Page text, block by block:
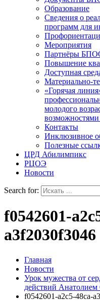
Образование
Сведения о
программ для
Мероприятия
Партнёры
Повышение
Доступная
Материально-
«Горячая
молодого
возможностями
Контакты
Инклюзивное
Полезные
ЦРД Абилимпикс
РЦОЭ
Новости
Search for:
f0542601-
a3f2030f3046
Главная
Новости
Урок мужества от
действий
f0542601-a2c5-48ca-